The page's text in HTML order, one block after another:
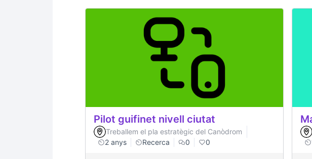
Pilot guifinet nivell ciutat
Treballem el pla estratègic del Canòdrom
2 anys
Recerca 0 0